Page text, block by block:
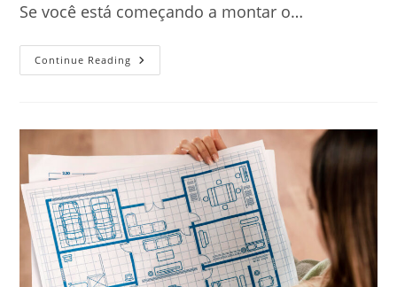
Se você está começando a montar o…
Continue Reading Quais
São
Um
Escritório?